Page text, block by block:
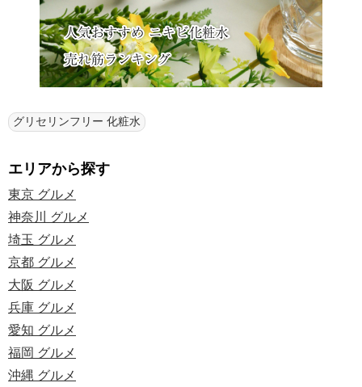
グリセリンフリー 化粧水
エリアから探す
東京 グルメ
神奈川 グルメ
埼玉 グルメ
京都 グルメ
大阪 グルメ
兵庫 グルメ
愛知 グルメ
福岡 グルメ
沖縄 グルメ